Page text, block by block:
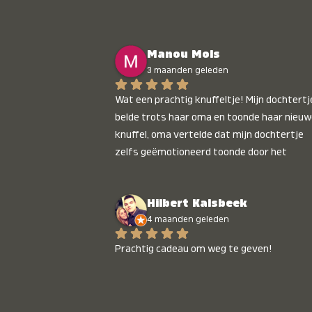
Manou Mols
3 maanden geleden
Wat een prachtig knuffeltje! Mijn
belde trots haar oma en toonde haar
knuffel, oma vertelde dat mijn dochtertje
zelfs geëmotioneerd toonde door het
Hilbert Kalsbeek
4 maanden geleden
Prachtig cadeau om weg te geven!